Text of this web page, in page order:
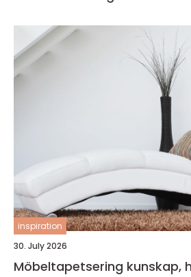
inspiration
30. July 2026
Möbeltapetsering kunskap, hantverk och